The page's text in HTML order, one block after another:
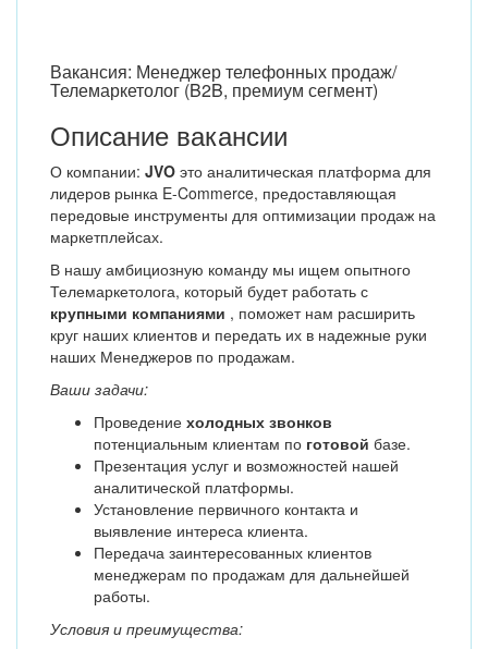
Вакансия: Менеджер телефонных продаж/
Телемаркетолог (B2B, премиум сегмент)
Описание вакансии
О компании: JVO это аналитическая платформа для
лидеров рынка E-Commerce, предоставляющая
передовые инструменты для оптимизации продаж на
маркетплейсах.
В нашу амбициозную команду мы ищем опытного
Телемаркетолога, который будет работать с
крупными компаниями , поможет нам расширить
круг наших клиентов и передать их в надежные руки
наших Менеджеров по продажам.
Ваши задачи:
Проведение холодных звонков
потенциальным клиентам по готовой базе.
Презентация услуг и возможностей нашей
аналитической платформы.
Установление первичного контакта и
выявление интереса клиента.
Передача заинтересованных клиентов
менеджерам по продажам для дальнейшей
работы.
Условия и преимущества: